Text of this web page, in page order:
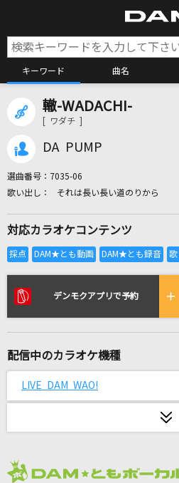
キーワード 曲名
カラオケ検
全国りれ
リアルタイムで歌われ
[生音]Mela!
暗く黒く
轍-WADACHI-
[ ワダチ ]
DA PUMP
選曲番号： 7035-06
それは長い長い道のりから
対応カラオケコンテンツ
デンモクアプリで予約
配信中のカラオケ機種
LIVE DAM WAO!